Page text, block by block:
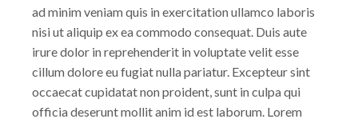
ad minim veniam quis in exercitation ullamco laboris
nisi ut aliquip ex ea commodo consequat. Duis aute
irure dolor in reprehenderit in voluptate velit esse
cillum dolore eu fugiat nulla pariatur. Excepteur sint
occaecat cupidatat non proident, sunt in culpa qui
officia deserunt mollit anim id est laborum. Lorem